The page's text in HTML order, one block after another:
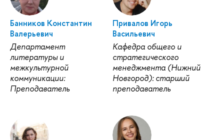
Банников Константин
Валерьевич
Департамент
литературы и
межкультурной
коммуникации:
Преподаватель
Привалов Игорь
Васильевич
Кафедра общего и
стратегического
менеджмента (Нижний
Новгород): старший
преподаватель